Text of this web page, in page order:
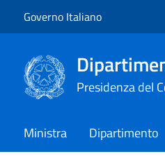
Governo Italiano
Presidenza del
Ministra Dipartimento